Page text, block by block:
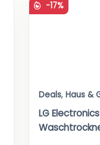
-17%
Deals, Haus &
LG